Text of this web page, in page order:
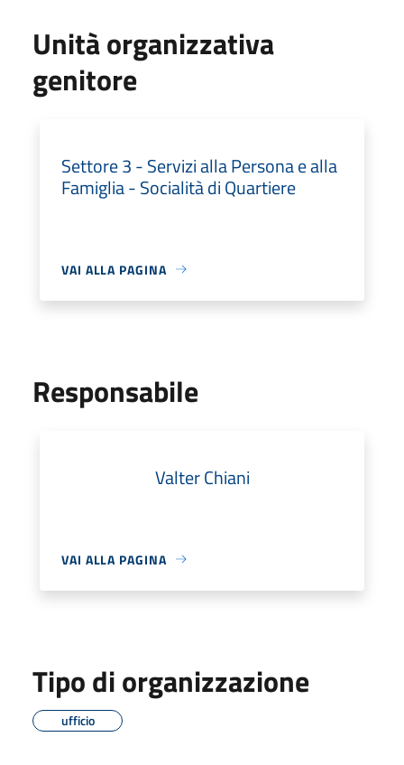
Unità organizzativa
genitore
Settore 3 - Servizi alla Persona e alla
Famiglia - Socialità di Quartiere
VAI ALLA PAGINA
Responsabile
Valter Chiani
VAI ALLA PAGINA
Tipo di organizzazione
ufficio